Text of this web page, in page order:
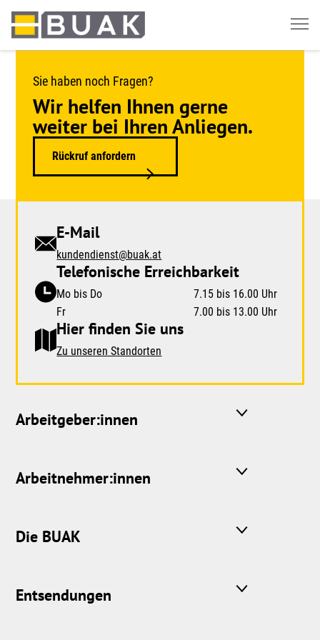
Springe
zum
Sie haben noch Fragen?
Wir helfen Ihnen gerne
weiter bei Ihren Anliegen.
Rückruf anfordern
E-Mail
kundendienst@buak.at
Telefonische Erreichbarkeit
Mo bis Do
7.15 bis 16.00 Uhr
Fr
7.00 bis 13.00 Uhr
Hier finden Sie uns
Zu unseren Standorten
Arbeitgeber:innen
Arbeitnehmer:innen
Die BUAK
Entsendungen